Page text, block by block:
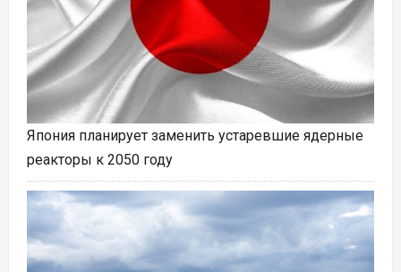
Япония планирует заменить устаревшие ядерные
реакторы к 2050 году